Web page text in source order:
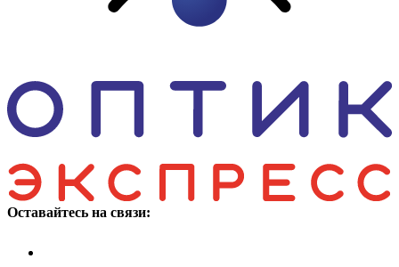
Оставайтесь на связи: